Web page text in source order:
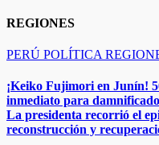
REGIONES
PERÚ POLÍTICA
¡Keiko Fujimori en Junín!
inmediato para
La presidenta recorrió el
reconstrucción y